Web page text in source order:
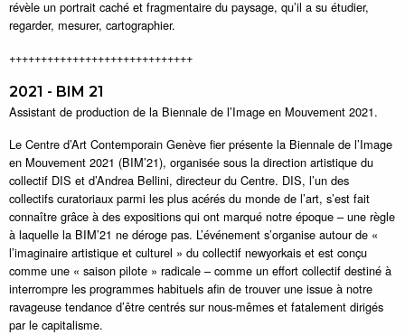
révèle un portrait caché et fragmentaire du paysage, qu’il a su étudier,
regarder, mesurer, cartographier.
+++++++++++++++++++++++++++++
2021 - BIM 21
Assistant de production de la Biennale de l’Image en Mouvement 2021.
Le Centre d’Art Contemporain Genève fier présente la Biennale de l’Image
en Mouvement 2021 (BIM’21), organisée sous la direction artistique du
collectif DIS et d’Andrea Bellini, directeur du Centre. DIS, l’un des
collectifs curatoriaux parmi les plus acérés du monde de l’art, s’est fait
connaître grâce à des expositions qui ont marqué notre époque – une règle
à laquelle la BIM’21 ne déroge pas. L’événement s’organise autour de «
l’imaginaire artistique et culturel » du collectif newyorkais et est conçu
comme une « saison pilote » radicale – comme un effort collectif destiné à
interrompre les programmes habituels afin de trouver une issue à notre
ravageuse tendance d’être centrés sur nous-mêmes et fatalement dirigés
par le capitalisme.